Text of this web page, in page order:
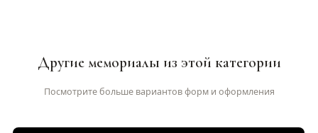
Другие мемориалы из этой категории
Посмотрите больше вариантов форм и оформления